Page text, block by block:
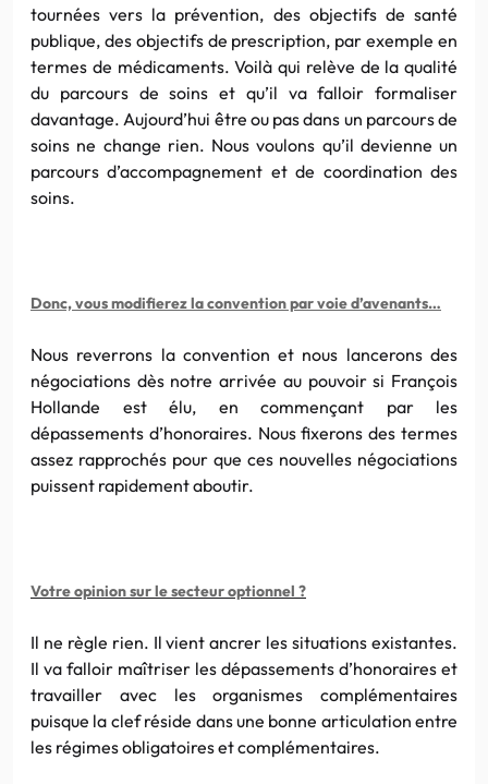
tournées vers la prévention, des objectifs de santé
publique, des objectifs de prescription, par exemple en
termes de médicaments. Voilà qui relève de la qualité
du parcours de soins et qu’il va falloir formaliser
davantage. Aujourd’hui être ou pas dans un parcours de
soins ne change rien. Nous voulons qu’il devienne un
parcours d’accompagnement et de coordination des
soins.
Donc, vous modifierez la convention par voie d’avenants…
Nous reverrons la convention et nous lancerons des
négociations dès notre arrivée au pouvoir si François
Hollande est élu, en commençant par les
dépassements d’honoraires. Nous fixerons des termes
assez rapprochés pour que ces nouvelles négociations
puissent rapidement aboutir.
Votre opinion sur le secteur optionnel ?
Il ne règle rien. Il vient ancrer les situations existantes.
Il va falloir maîtriser les dépassements d’honoraires et
travailler avec les organismes complémentaires
puisque la clef réside dans une bonne articulation entre
les régimes obligatoires et complémentaires.